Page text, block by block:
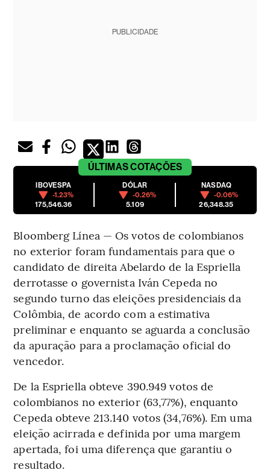
PUBLICIDADE
ÚLTIMASCOTAÇÕES
IBOVESPA
-1.23%
175,546.36
DÓLAR
-0.26%
5.109
NASDAQ
-0.06%
26,348.35
Bloomberg Línea — Os votos de colombianos
no exterior foram fundamentais para que o
candidato de direita Abelardo de la Espriella
derrotasse o governista Iván Cepeda no
segundo turno das eleições presidenciais da
Colômbia, de acordo com a estimativa
preliminar e enquanto se aguarda a conclusão
da apuração para a proclamação oficial do
vencedor.
De la Espriella obteve 390.949 votos de
colombianos no exterior (63,77%), enquanto
Cepeda obteve 213.140 votos (34,76%). Em uma
eleição acirrada e definida por uma margem
apertada, foi uma diferença que garantiu o
resultado.